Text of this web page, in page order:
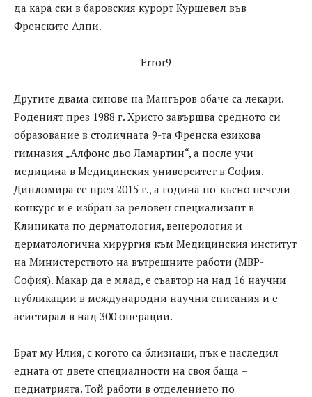
да кара ски в баровския курорт Куршевел във
Френските Алпи.
Error9
Другите двама синове на Мангъров обаче са лекари.
Роденият през 1988 г. Христо завършва средното си
образование в столичната 9-та Френска езикова
гимназия „Алфонс дьо Ламартин“, а после учи
медицина в Медицинския университет в София.
Дипломира се през 2015 г., а година по-късно печели
конкурс и е избран за редовен специализант в
Клиниката по дерматология, венерология и
дерматологична хирургия към Медицинския институт
на Министерството на вътрешните работи (МВР-
София). Макар да е млад, е съавтор на над 16 научни
публикации в международни научни списания и е
асистирал в над 300 операции.
Брат му Илия, с когото са близнаци, пък е наследил
едната от двете специалности на своя баща –
педиатрията. Той работи в отделението по